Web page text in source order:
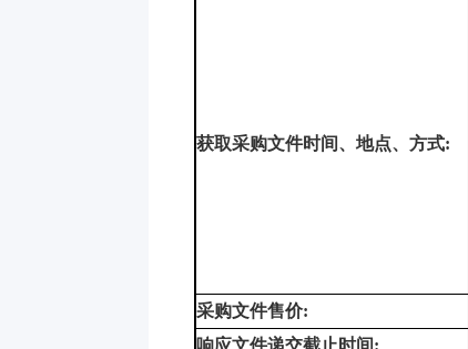
获取采购文件时间、地点、方式:
采购文件售价: